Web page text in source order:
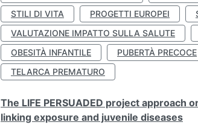
STILI DI VITA
PROGETTI EUROPEI
VALUTAZIONE IMPATTO SULLA SALUTE
OBESITÀ INFANTILE
PUBERTÀ PRECOCE
TELARCA PREMATURO
The LIFE PERSUADED project
linking exposure and juvenile diseases